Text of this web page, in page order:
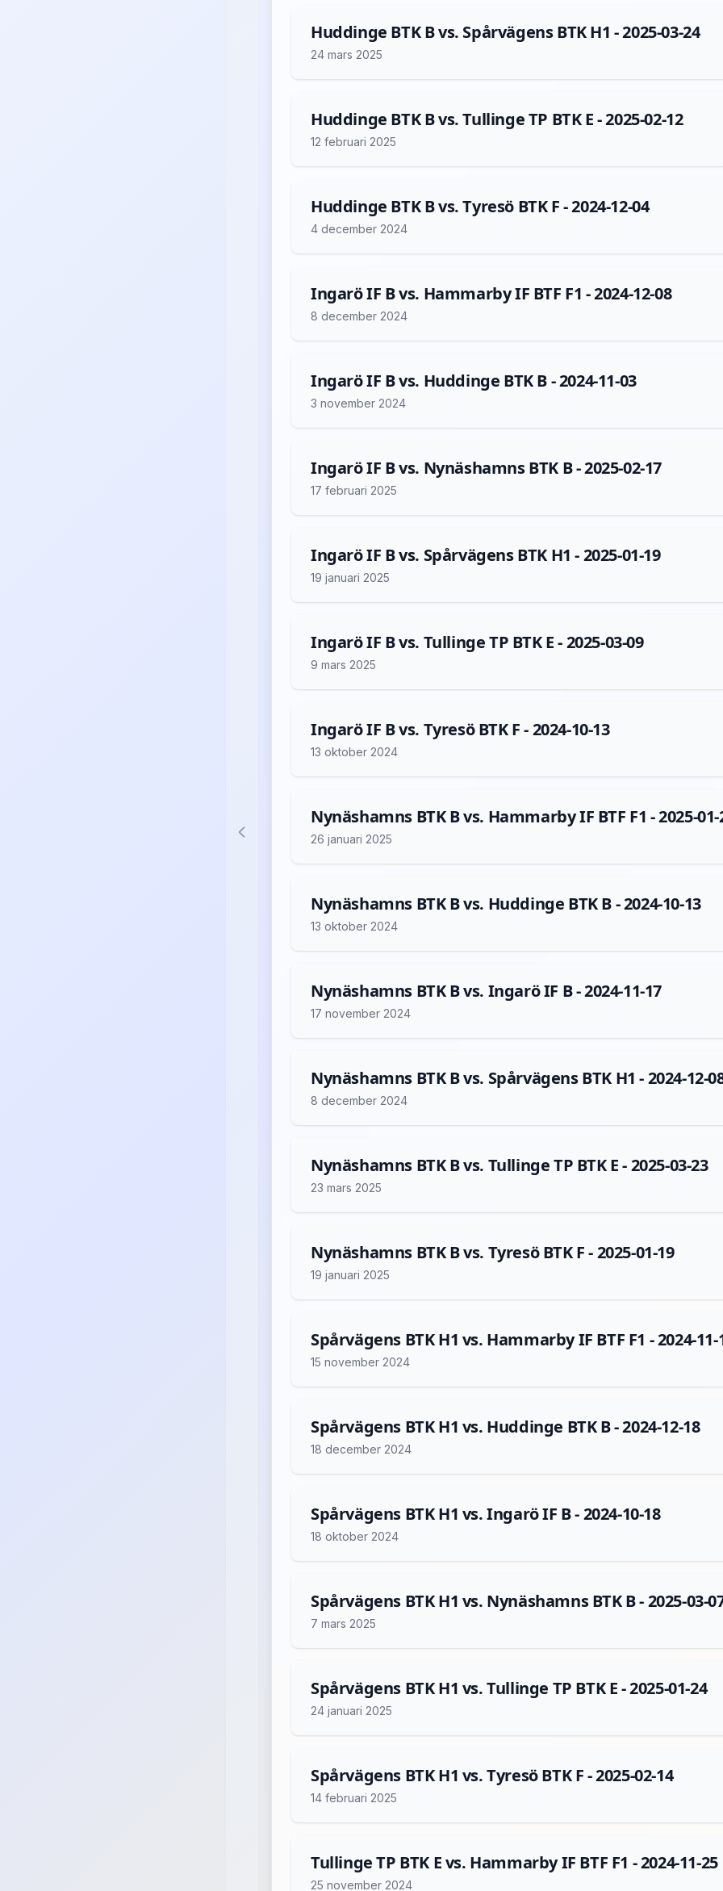
Huddinge BTK B vs. Spårvägens BTK H1 - 2025-03-24
24 mars 2025
Huddinge BTK B vs. Tullinge TP BTK E - 2025-02-12
12 februari 2025
Huddinge BTK B vs. Tyresö BTK F - 2024-12-04
4 december 2024
Ingarö IF B vs. Hammarby IF BTF F1 - 2024-12-08
8 december 2024
Ingarö IF B vs. Huddinge BTK B - 2024-11-03
3 november 2024
Ingarö IF B vs. Nynäshamns BTK B - 2025-02-17
17 februari 2025
Ingarö IF B vs. Spårvägens BTK H1 - 2025-01-19
19 januari 2025
Ingarö IF B vs. Tullinge TP BTK E - 2025-03-09
9 mars 2025
Ingarö IF B vs. Tyresö BTK F - 2024-10-13
13 oktober 2024
Nynäshamns BTK B vs. Hammarby IF BTF F1 - 2025-01-
26 januari 2025
Nynäshamns BTK B vs. Huddinge BTK B - 2024-10-13
13 oktober 2024
Nynäshamns BTK B vs. Ingarö IF B - 2024-11-17
17 november 2024
Nynäshamns BTK B vs. Spårvägens BTK H1 - 2024-12-
8 december 2024
Nynäshamns BTK B vs. Tullinge TP BTK E - 2025-03-23
23 mars 2025
Nynäshamns BTK B vs. Tyresö BTK F - 2025-01-19
19 januari 2025
Spårvägens BTK H1 vs. Hammarby IF BTF F1 - 2024-11-
15 november 2024
Spårvägens BTK H1 vs. Huddinge BTK B - 2024-12-18
18 december 2024
Spårvägens BTK H1 vs. Ingarö IF B - 2024-10-18
18 oktober 2024
Spårvägens BTK H1 vs. Nynäshamns BTK B - 2025-03-
7 mars 2025
Spårvägens BTK H1 vs. Tullinge TP BTK E - 2025-01-24
24 januari 2025
Spårvägens BTK H1 vs. Tyresö BTK F - 2025-02-14
14 februari 2025
Tullinge TP BTK E vs. Hammarby IF BTF F1 - 2024-11-25
25 november 2024